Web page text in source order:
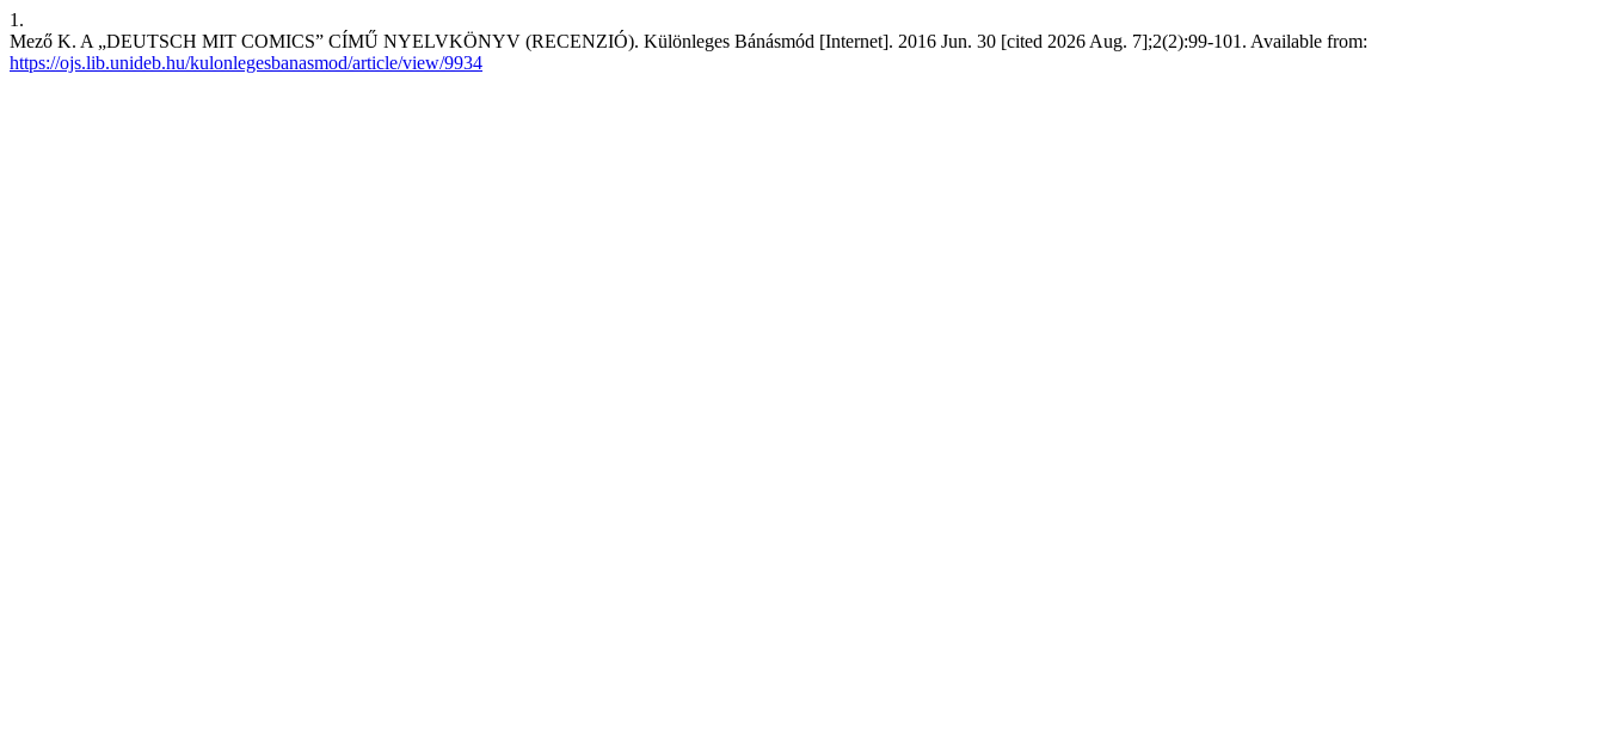
1.
Mező K. A „DEUTSCH MIT COMICS” CÍMŰ NYELVKÖNYV (RECENZIÓ). Különleges Bánásmód [Internet]. 2016 Jun. 30 [cited 2026 Aug. 7];2(2):99-101. Available from:
https://ojs.lib.unideb.hu/kulonlegesbanasmod/article/view/9934